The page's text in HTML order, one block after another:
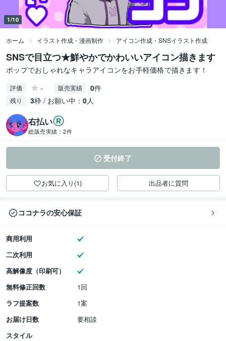
1/10
ホーム イラスト作成・漫画制作 アイコン作成・SNSイラスト作成
SNSで目立つ★鮮やかでかわいいアイコン描きます
ポップでおしゃれなキャラアイコンをお手軽価格で描きます！
評価 - 販売実績 0件
残り 3枠 / お願い中： 0人
右払い
総販売実績： 2件
受付終了
お気に入り(1) 出品者に質問
ココナラの安心保証
商用利用
二次利用
高解像度（印刷可）
無料修正回数
1回
ラフ提案数
1案
お届け日数
要相談
スタイル